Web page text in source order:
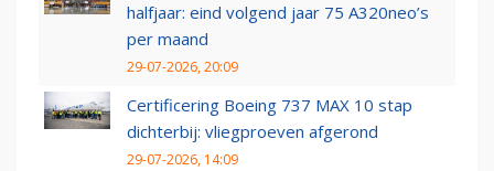
halfjaar: eind volgend jaar 75 A320neo’s
per maand
29-07-2026, 20:09
Certificering Boeing 737 MAX 10 stap
dichterbij: vliegproeven afgerond
29-07-2026, 14:09